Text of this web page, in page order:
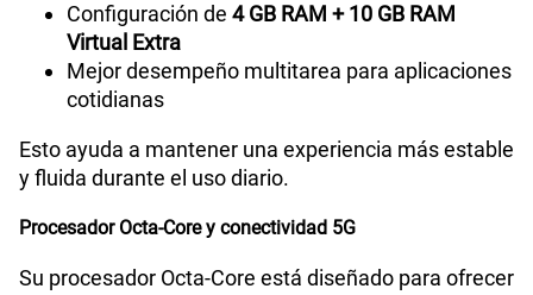
Configuración de 4 GB RAM + 10 GB RAM
Virtual Extra
Mejor desempeño multitarea para aplicaciones
cotidianas
Esto ayuda a mantener una experiencia más estable
y fluida durante el uso diario.
Procesador Octa-Core y conectividad 5G
Su procesador Octa-Core está diseñado para ofrecer